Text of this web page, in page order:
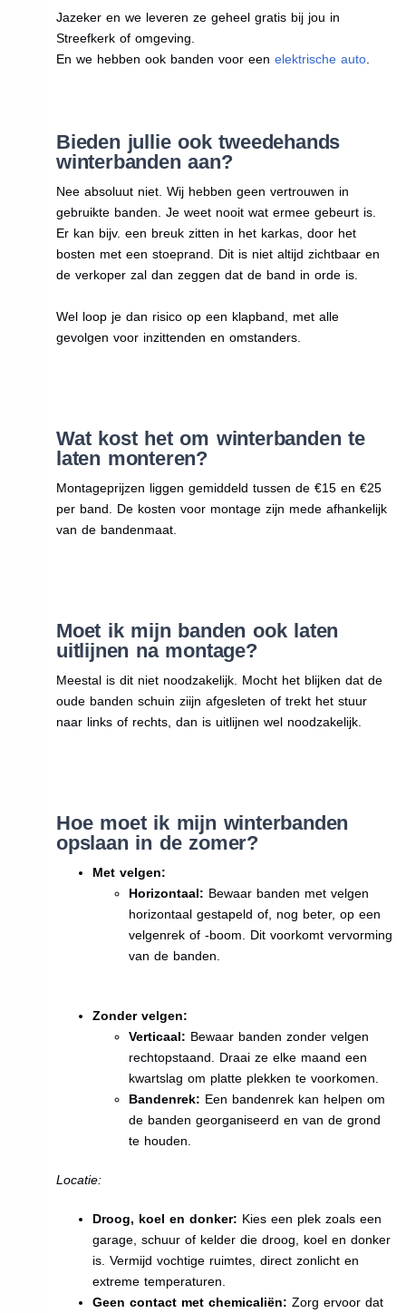
Jazeker en we leveren ze geheel gratis bij jou in
Streefkerk of omgeving.
En we hebben ook banden voor een elektrische auto.
Bieden jullie ook tweedehands
winterbanden aan?
Nee absoluut niet. Wij hebben geen vertrouwen in
gebruikte banden. Je weet nooit wat ermee gebeurt is.
Er kan bijv. een breuk zitten in het karkas, door het
bosten met een stoeprand. Dit is niet altijd zichtbaar en
de verkoper zal dan zeggen dat de band in orde is.
Wel loop je dan risico op een klapband, met alle
gevolgen voor inzittenden en omstanders.
Wat kost het om winterbanden te
laten monteren?
Montageprijzen liggen gemiddeld tussen de €15 en €25
per band. De kosten voor montage zijn mede afhankelijk
van de bandenmaat.
Moet ik mijn banden ook laten
uitlijnen na montage?
Meestal is dit niet noodzakelijk. Mocht het blijken dat de
oude banden schuin ziijn afgesleten of trekt het stuur
naar links of rechts, dan is uitlijnen wel noodzakelijk.
Hoe moet ik mijn winterbanden
opslaan in de zomer?
Met velgen:
Horizontaal: Bewaar banden met velgen
horizontaal gestapeld of, nog beter, op een
velgenrek of -boom. Dit voorkomt vervorming
van de banden.
Zonder velgen:
Verticaal: Bewaar banden zonder velgen
rechtopstaand. Draai ze elke maand een
kwartslag om platte plekken te voorkomen.
Bandenrek: Een bandenrek kan helpen om
de banden georganiseerd en van de grond
te houden.
Locatie:
Droog, koel en donker: Kies een plek zoals een
garage, schuur of kelder die droog, koel en donker
is. Vermijd vochtige ruimtes, direct zonlicht en
extreme temperaturen.
Geen contact met chemicaliën: Zorg ervoor dat